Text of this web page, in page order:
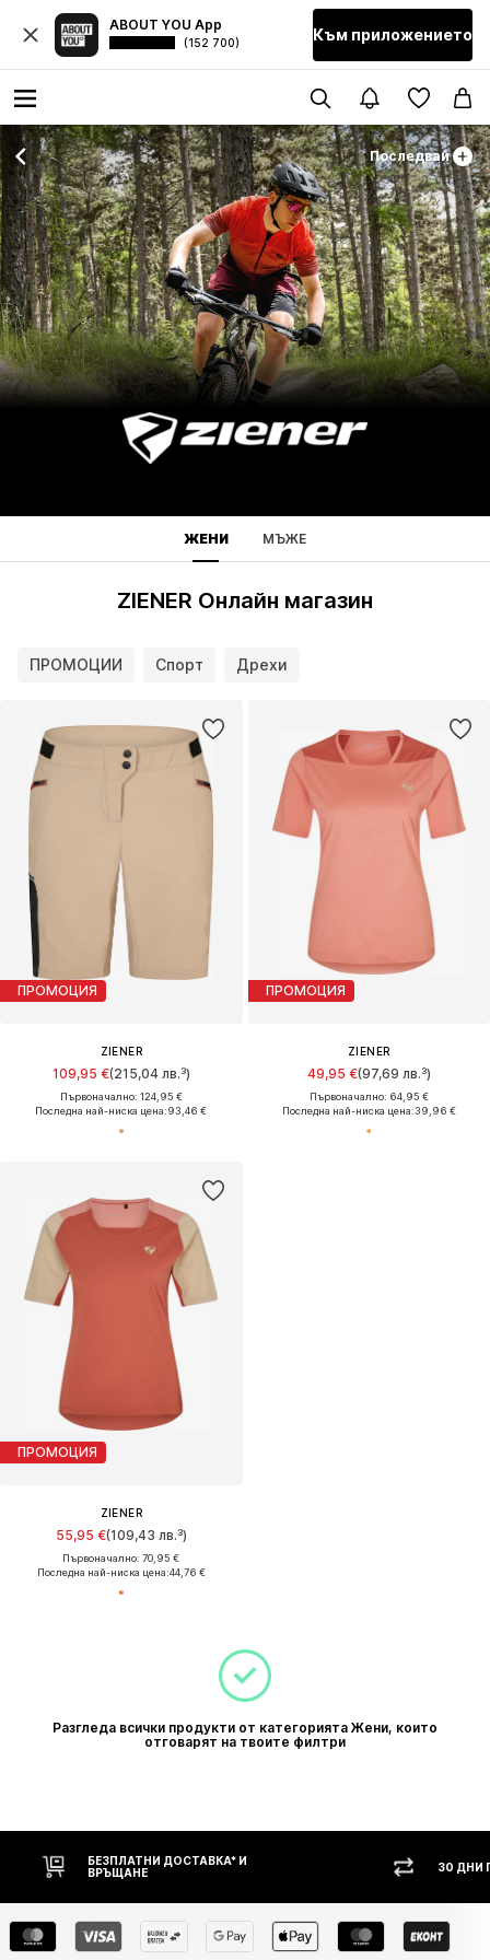
ABOUT YOU App
(152 700) Към приложението
Последвай
ЖЕНИ МЪЖЕ
ZIENER Онлайн магазин
ПРОМОЦИИ Спорт Дрехи
ПРОМОЦИЯ
ZIENER
109,95 €(215,04 лв.³)
Първоначално: 124,95 €
Последна най-ниска цена:93,46 €
ПРОМОЦИЯ
ZIENER
49,95 €(97,69 лв.³)
Първоначално: 64,95 €
Последна най-ниска цена:39,96 €
ПРОМОЦИЯ
ZIENER
55,95 €(109,43 лв.³)
Първоначално: 70,95 €
Последна най-ниска цена:44,76 €
Разгледа всички продукти от категорията Жени, които
отговарят на твоите филтри
БЕЗПЛАТНИ ДОСТАВКА* И
ВРЪЩАНЕ
30 ДНИ